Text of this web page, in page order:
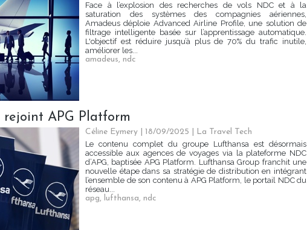
Face à l’explosion des recherches de vols NDC et à la
saturation des systèmes des compagnies aériennes,
Amadeus déploie Advanced Airline Profile, une solution de
filtrage intelligente basée sur l’apprentissage automatique.
L'objectif est réduire jusqu’à plus de 70% du trafic inutile,
améliorer les...
amadeus, ndc
APG Platform
Céline Eymery | 18/09/2025
La Travel Tech
Le contenu complet du groupe Lufthansa est désormais
accessible aux agences de voyages via la plateforme NDC
d’APG, baptisée APG Platform. Lufthansa Group franchit une
nouvelle étape dans sa stratégie de distribution en intégrant
l’ensemble de son contenu à APG Platform, le portail NDC du
réseau...
apg, lufthansa, ndc